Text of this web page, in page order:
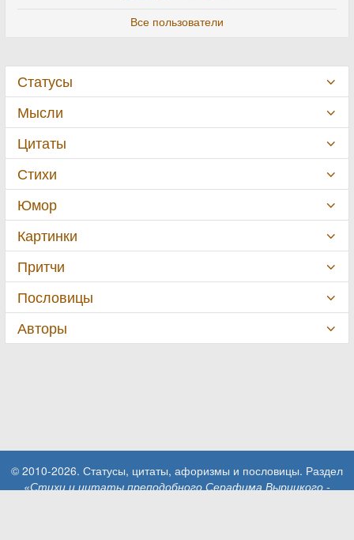
Все пользователи
Статусы
Мысли
Цитаты
Стихи
Юмор
Картинки
Притчи
Пословицы
Авторы
© 2010-2026. Статусы, цитаты, афоризмы и пословицы. Раздел
«Стихи и цитаты преподобного Серафима Вырицкого -